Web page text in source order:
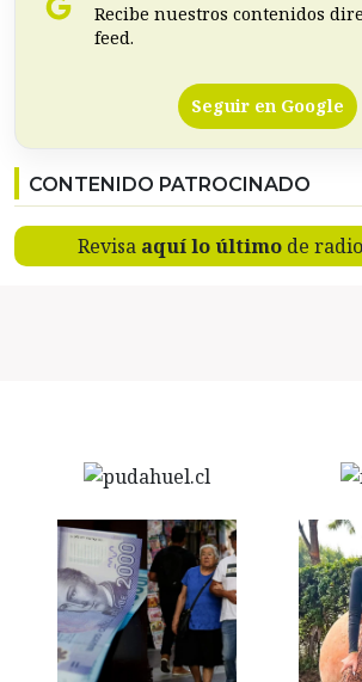
Recibe nuestros contenidos
feed.
Seguir en Google
CONTENIDO PATROCINADO
Revisa aquí lo últimode